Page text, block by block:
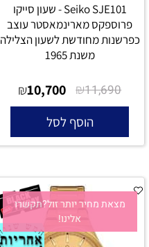
Seiko SJE101 - שעון סייקו
פרוספקס מארינמאסטר עוצב
כפרשנות מחודשת לשעון הצלילה
משנת 1965
₪11,690
₪10,700
הוסף לסל
מצאת מחיר יותר זול?תקשרו
אלינו!